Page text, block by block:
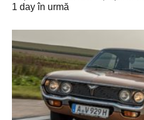
1 day în urmă